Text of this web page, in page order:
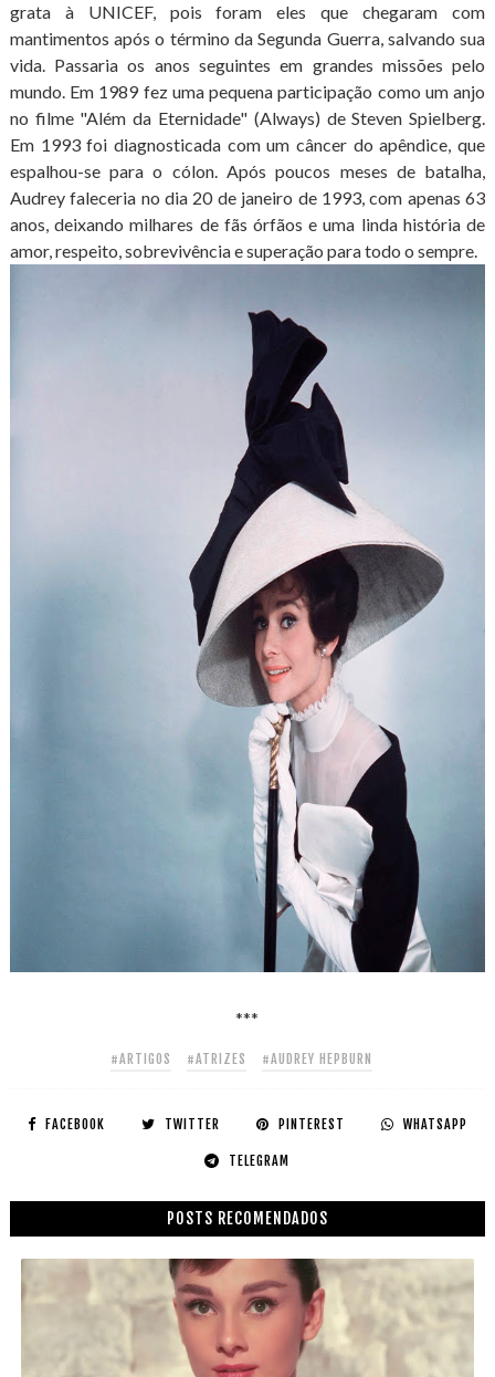
grata à UNICEF, pois foram eles que chegaram com
mantimentos após o término da Segunda Guerra, salvando sua
vida. Passaria os anos seguintes em grandes missões pelo
mundo. Em 1989 fez uma pequena participação como um anjo
no filme "Além da Eternidade" (Always) de Steven Spielberg.
Em 1993 foi diagnosticada com um câncer do apêndice, que
espalhou-se para o cólon. Após poucos meses de batalha,
Audrey faleceria no dia 20 de janeiro de 1993, com apenas 63
anos, deixando milhares de fãs órfãos e uma linda história de
amor, respeito, sobrevivência e superação para todo o sempre.
***
#ARTIGOS #ATRIZES #AUDREY HEPBURN
FACEBOOK TWITTER PINTEREST WHATSAPP
TELEGRAM
POSTS RECOMENDADOS